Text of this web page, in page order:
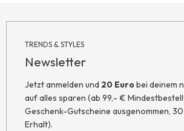
TRENDS & STYLES
Newsletter
Jetzt anmelden und 20 Eurobei deinem
auf alles sparen (ab 99,- €
Geschenk-Gutscheine ausgenommen,
Erhalt).